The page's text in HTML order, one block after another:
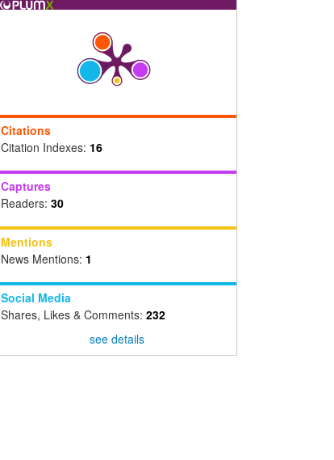
Citations
Citation Indexes: 16
Captures
Readers: 30
Mentions
News Mentions: 1
Social Media
Shares, Likes & Comments: 232
see details